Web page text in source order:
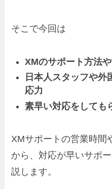
そこで今回は
XMのサポート方法
日本人スタッフや外
応力
素早い対応をしても
XMサポートの営業時間
から、対応が早いサポ
説します。